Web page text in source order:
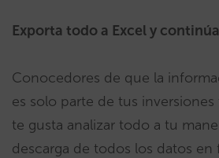
Exporta todo a Excel y
Conocedores de que la
es solo parte de tus
te gusta analizar todo a tu
descarga de todos los datos en